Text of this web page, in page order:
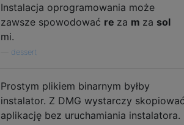
Instalacja oprogramowania może
zawsze spowodować re za m za sol
mi.
dessert
Prostym plikiem binarnym byłby
instalator. Z DMG wystarczy
aplikację bez uruchamiania instalatora.